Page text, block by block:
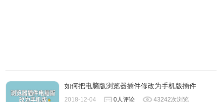
如何把电脑版浏览器插件修改为手机版插件
2018-12-04 0人评论 43242次浏览